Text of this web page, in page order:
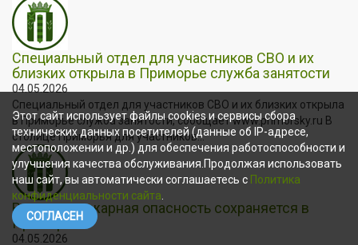
Специальный отдел для участников СВО и их
близких открыла в Приморье служба занятости
04.05.2026
Специальный отдел для участников СВО и их близких открыла
в Приморье служба занятости, сообщает www.primorsky.ru В
столице Приморья для участников...
Высокая пожарная опасность сохраняется в
Приморье
04.05.2026
Этот сайт использует файлы cookies и сервисы сбора
технических данных посетителей (данные об IP-адресе,
местоположении и др.) для обеспечения работоспособности и
улучшения качества обслуживания.Продолжая использовать
наш сайт, вы автоматически соглашаетесь с Политика
конфиденциальности сайта
СОГЛАСЕН